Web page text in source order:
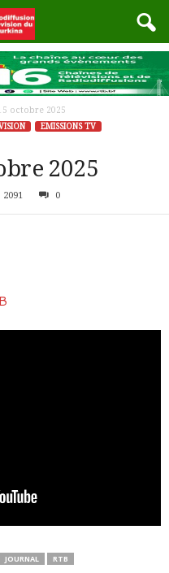
octobre 2025
EMISSIONS TV
2025
2091 0
JOURNAL
RTB